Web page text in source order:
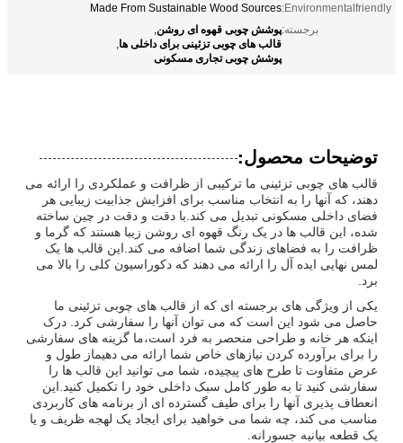
Environmentalfriendly:
Made From Sustainable Wood Sources
برجسته:پوشش چوبی قهوه ای روشن,
قالب های چوبی تزئینی برای داخلی ها,
پوشش چوبی تجاری مسکونی
توضیحات محصول:
قالب های چوبی تزئینی ما ترکیبی از ظرافت و عملکردی را ارائه می
دهند، که آنها را به انتخاب مناسب برای افزایش جذابیت زیبایی هر
فضای داخلی مسکونی تبدیل می کند.با دقت و دقت در چین ساخته
شده، این قالب ها در یک رنگ قهوه ای روشن زیبا هستند که گرما و
ظرافت را به فضاهای زندگی شما اضافه می کند.این قالب ها یک
لمس نهایی ایده آل را ارائه می دهند که دکوراسیون کلی را بالا می
برد.
یکی از ویژگی های برجسته ای که از قالب های چوبی تزئینی ما
حاصل می شود این است که می توان آنها را سفارشی کرد. درک
اینکه هر خانه و طراحی منحصر به فرد است،ما گزینه های سفارشی
را برای برآورده کردن نیازهای خاص شما ارائه می دهیماز طول و
عرض متفاوت تا طرح های پیچیده، شما می توانید این قالب ها را
سفارشی کنید تا به طور کامل سبک داخلی خود را تکمیل کنید.این
انعطاف پذیری آنها را برای طیف گسترده ای از برنامه های کاربردی
مناسب می کند، چه شما می خواهید برای ایجاد یک لهجه ظریف و یا
یک قطعه بیانیه جسورانه.